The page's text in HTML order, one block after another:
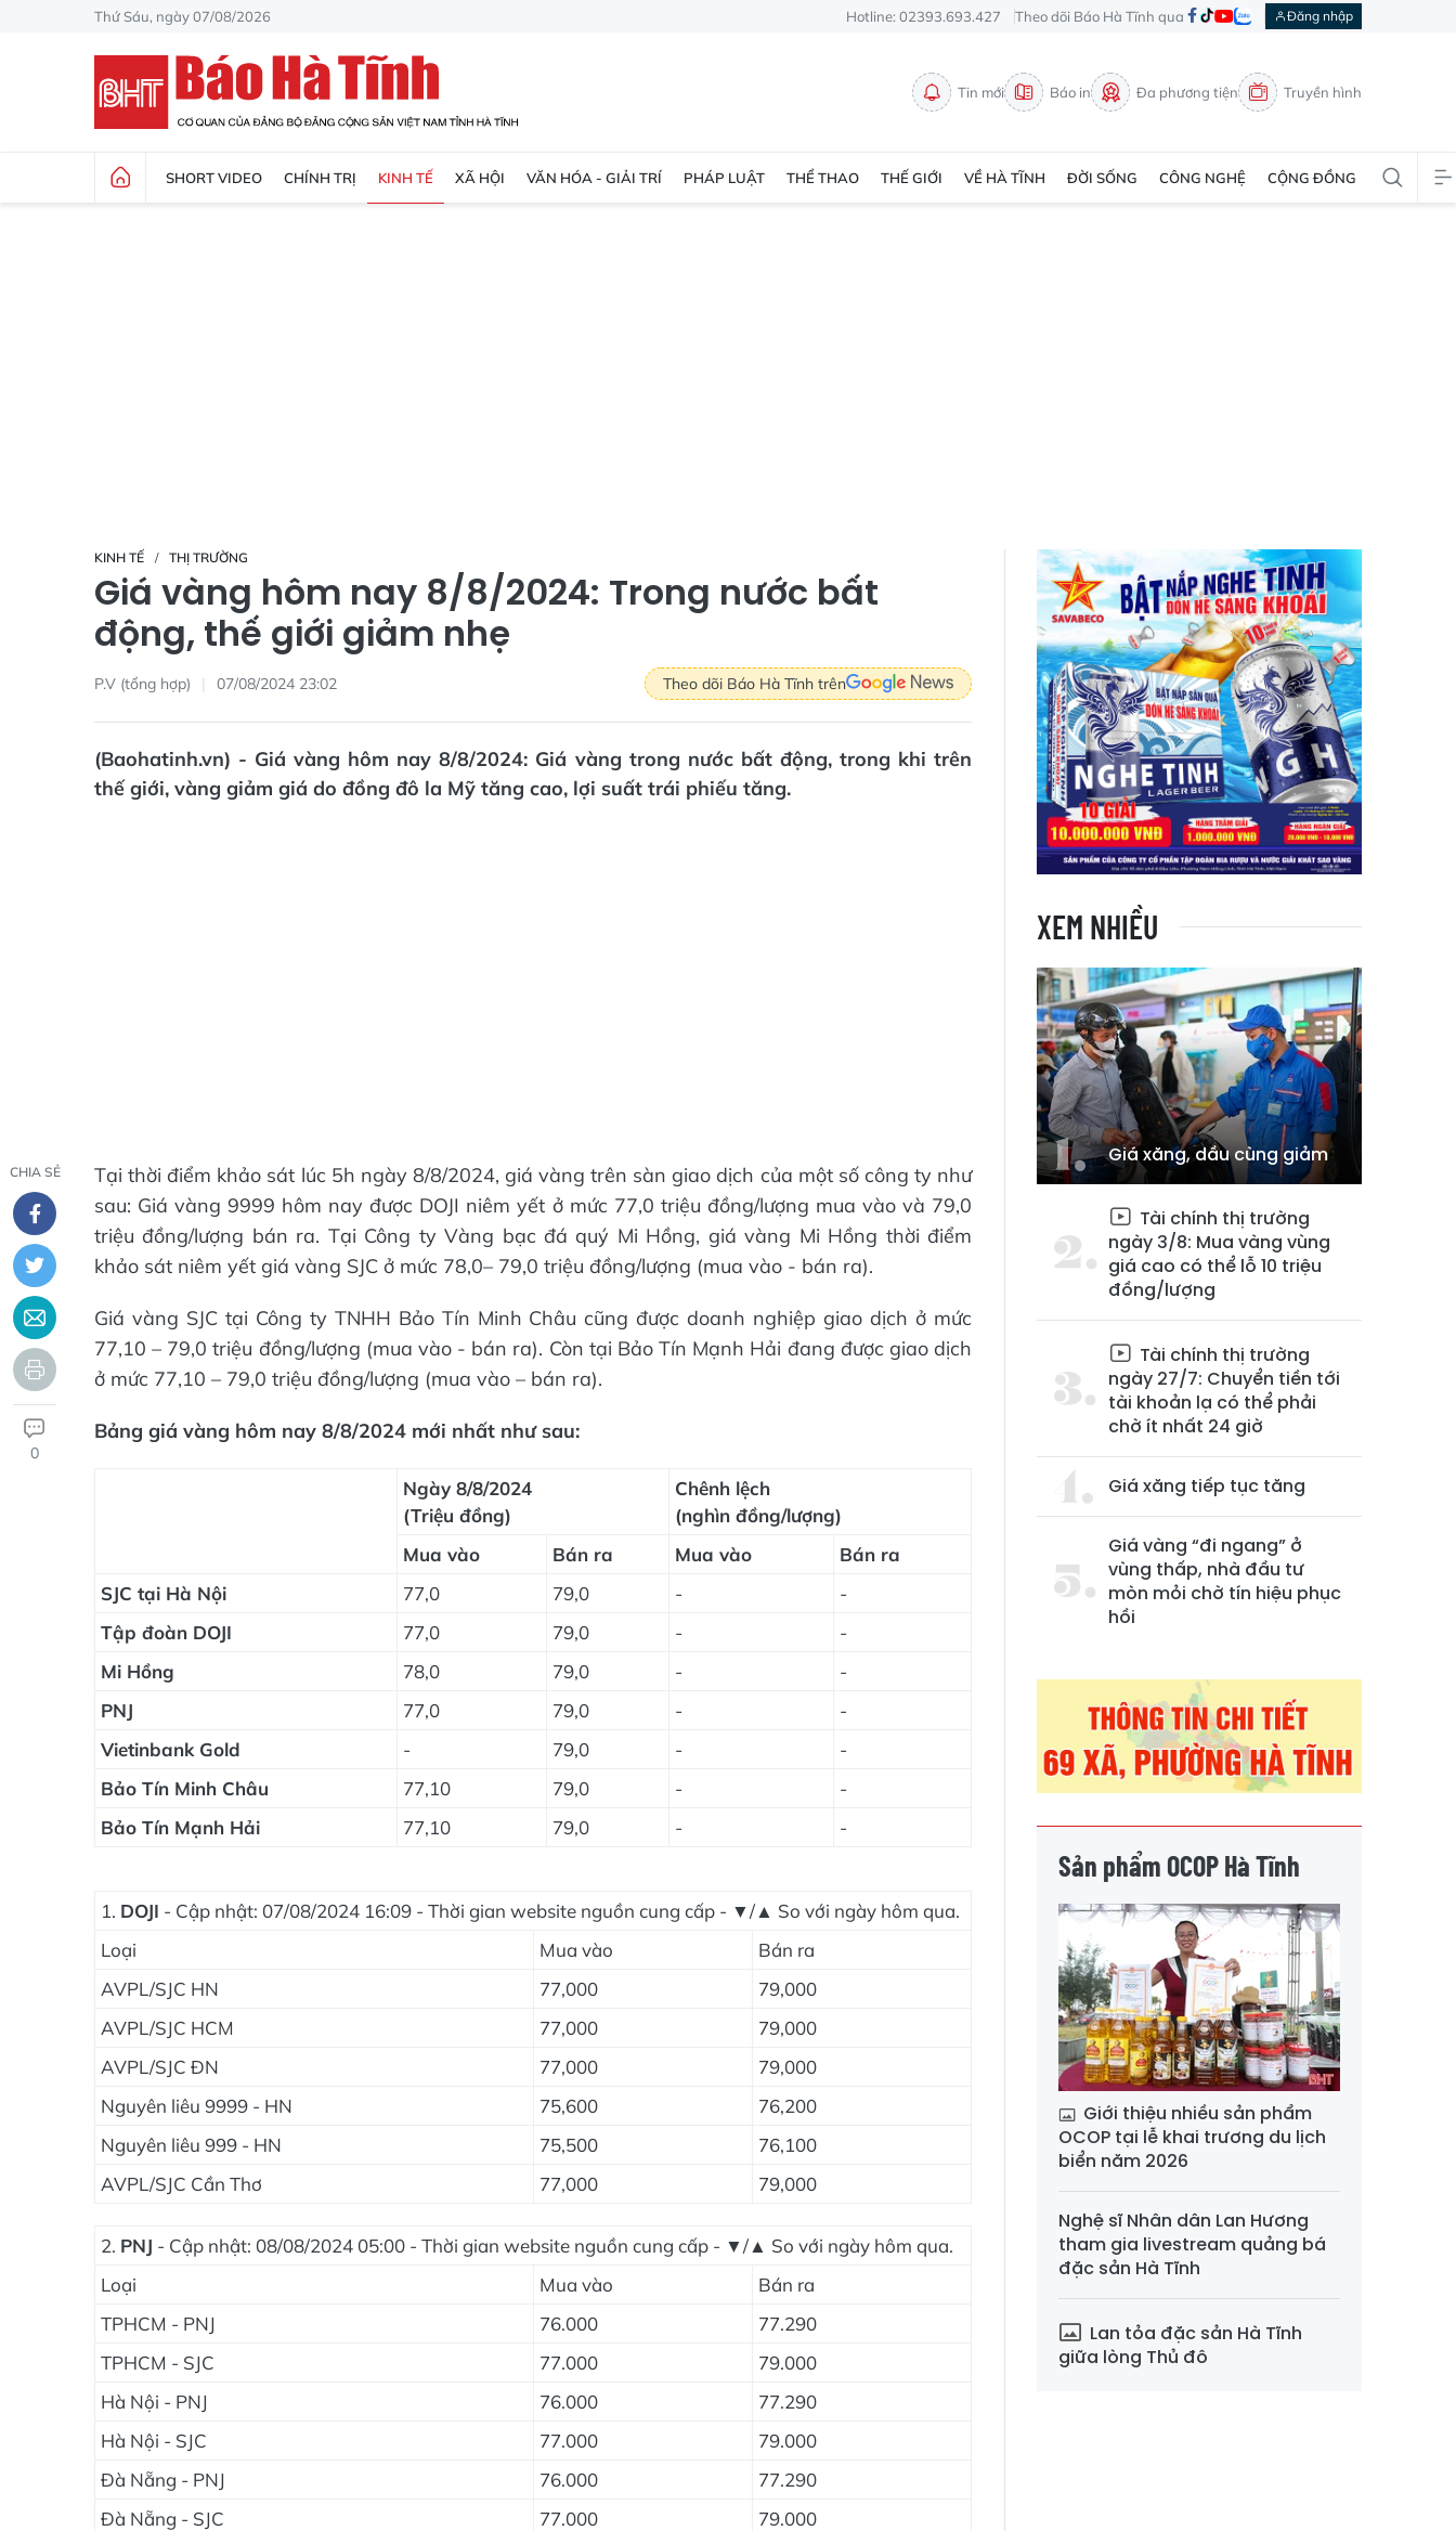
Thứ Sáu, ngày 07/08/2026 Hotline: 02393.693.427 Theo dõi Báo Hà Tĩnh qua Đăng nhập
Tin mới Báo in Đa phương tiện Truyền hình
SHORT VIDEO CHÍNH TRỊ KINH TẾ XÃ HỘI VĂN HÓA - GIẢI TRÍ PHÁP LUẬT THỂ THAO THẾ GIỚI VỀ HÀ TĨNH ĐỜI SỐNG CÔNG NGHỆ CỘNG ĐỒNG
KINH TẾ THỊ TRƯỜNG
Giá vàng hôm nay 8/8/2024: Trong nước bất
động, thế giới giảm nhẹ
P.V (tổng hợp) 07/08/2024 23:02 Theo dõi Báo Hà Tĩnh trên
(Baohatinh.vn) - Giá vàng hôm nay 8/8/2024: Giá vàng trong nước bất động, trong khi trên
thế giới, vàng giảm giá do đồng đô la Mỹ tăng cao, lợi suất trái phiếu tăng.
CHIA SẺ
0
Tại thời điểm khảo sát lúc 5h ngày 8/8/2024, giá vàng trên sàn giao dịch của một số công ty như
sau: Giá vàng 9999 hôm nay được DOJI niêm yết ở mức 77,0 triệu đồng/lượng mua vào và 79,0
triệu đồng/lượng bán ra. Tại Công ty Vàng bạc đá quý Mi Hồng, giá vàng Mi Hồng thời điểm
khảo sát niêm yết giá vàng SJC ở mức 78,0– 79,0 triệu đồng/lượng (mua vào - bán ra).
Giá vàng SJC tại Công ty TNHH Bảo Tín Minh Châu cũng được doanh nghiệp giao dịch ở mức
77,10 – 79,0 triệu đồng/lượng (mua vào - bán ra). Còn tại Bảo Tín Mạnh Hải đang được giao dịch
ở mức 77,10 – 79,0 triệu đồng/lượng (mua vào – bán ra).
Bảng giá vàng hôm nay 8/8/2024 mới nhất như sau:
Ngày 8/8/2024
(Triệu đồng)
Chênh lệch
(nghìn đồng/lượng)
Mua vào
Bán ra Mua vào
Bán ra
SJC tại Hà Nội
77,0 79,0 -
-
Tập đoàn DOJI
77,0 79,0 -
-
Mi Hồng
78,0 79,0 -
-
PNJ
77,0 79,0 -
-
Vietinbank Gold
- 79,0 -
-
Bảo Tín Minh Châu
77,10 79,0 -
-
Bảo Tín Mạnh Hải
77,10 79,0 - -
1. DOJI - Cập nhật: 07/08/2024 16:09 - Thời gian website nguồn cung cấp - ▼/▲ So với ngày hôm qua.
Loại
Mua vào
Bán ra
AVPL/SJC HN
77,000
79,000
AVPL/SJC HCM
77,000
79,000
AVPL/SJC ĐN
77,000
79,000
Nguyên liêu 9999 - HN
75,600
76,200
Nguyên liêu 999 - HN
75,500
76,100
AVPL/SJC Cần Thơ
77,000 79,000
2. PNJ - Cập nhật: 08/08/2024 05:00 - Thời gian website nguồn cung cấp - ▼/▲ So với ngày hôm qua.
Loại
Mua vào
Bán ra
TPHCM - PNJ
76.000
77.290
TPHCM - SJC
77.000
79.000
Hà Nội - PNJ
76.000
77.290
Hà Nội - SJC
77.000
79.000
Đà Nẵng - PNJ
76.000
77.290
Đà Nẵng - SJC
77.000
79.000
XEM NHIỀU
Giá xăng, dầu cùng giảm
Tài chính thị trường
ngày 3/8: Mua vàng vùng
giá cao có thể lỗ 10 triệu
đồng/lượng
Tài chính thị trường
ngày 27/7: Chuyển tiền tới
tài khoản lạ có thể phải
chờ ít nhất 24 giờ
Giá xăng tiếp tục tăng
Giá vàng “đi ngang” ở
vùng thấp, nhà đầu tư
mòn mỏi chờ tín hiệu phục
hồi
Sản phẩm OCOP Hà Tĩnh
Giới thiệu nhiều sản phẩm
OCOP tại lễ khai trương du lịch
biển năm 2026
Nghệ sĩ Nhân dân Lan Hương
tham gia livestream quảng bá
đặc sản Hà Tĩnh
Lan tỏa đặc sản Hà Tĩnh
giữa lòng Thủ đô